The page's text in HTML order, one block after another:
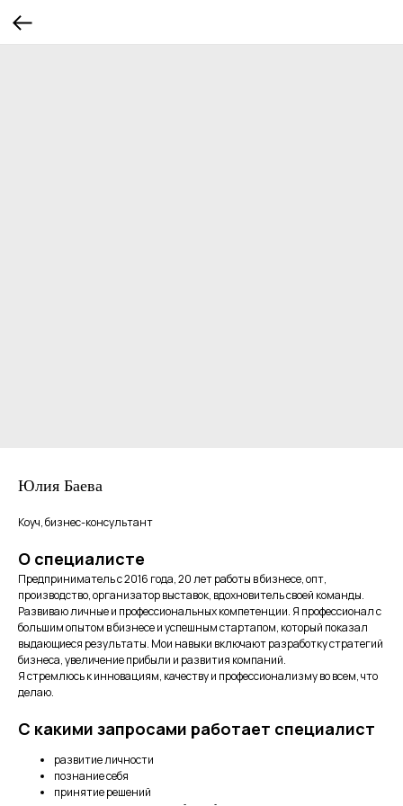
Юлия Баева
Коуч, бизнес-консультант
О специалисте
Предприниматель с 2016 года, 20 лет работы в бизнесе, опт,
производство, организатор выставок, вдохновитель своей команды.
Развиваю личные и профессиональных компетенции. Я профессионал с
большим опытом в бизнесе и успешным стартапом, который показал
выдающиеся результаты. Мои навыки включают разработку стратегий
бизнеса, увеличение прибыли и развития компаний.
Я стремлюсь к инновациям, качеству и профессионализму во всем, что
делаю.
С какими запросами работает специалист
развитие личности
познание себя
принятие решений